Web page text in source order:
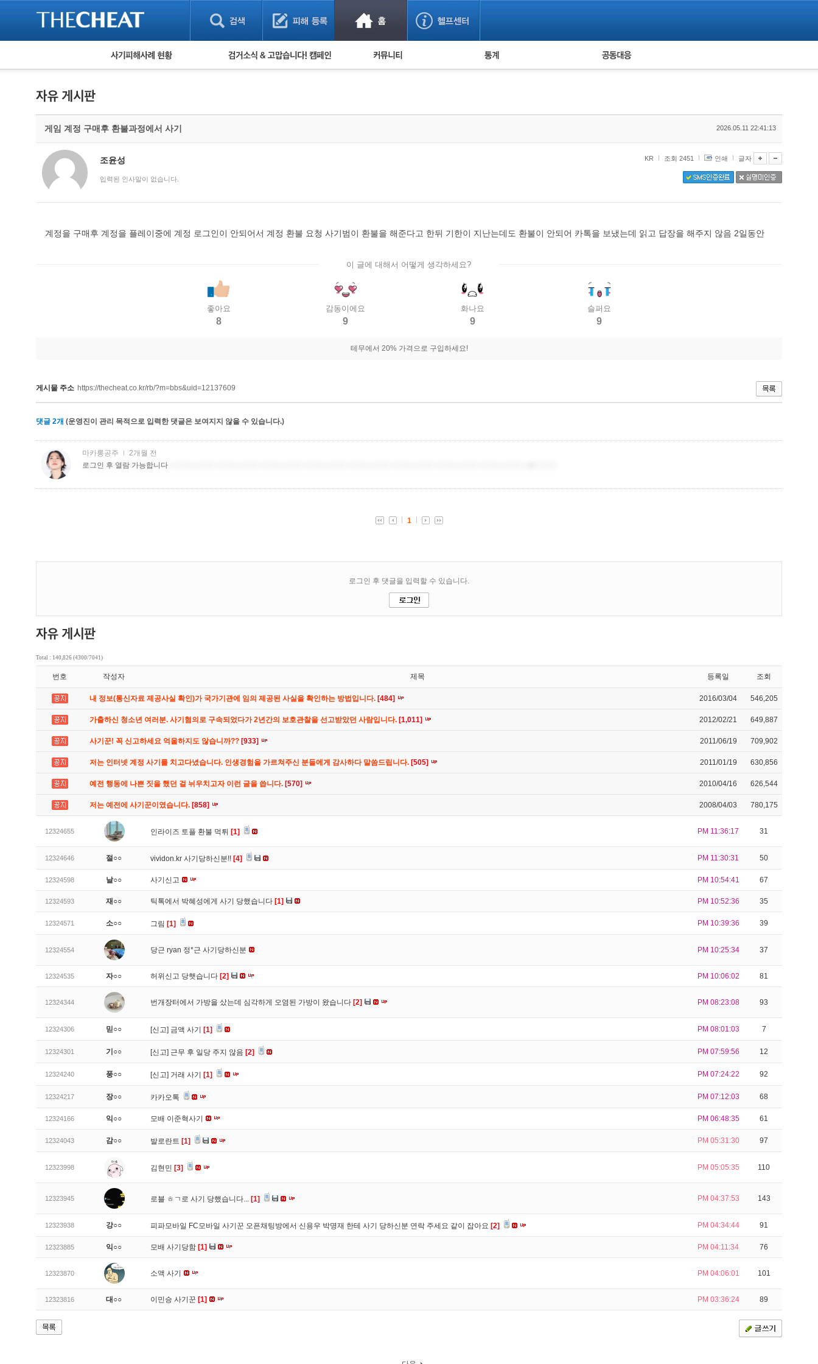
피해사례 현황
보이스피싱 피해사례
유해사이트 목록
비공개 피해사례
검거 소식 사기 예방했어요! 누적 피해사례 통계 피해자 공동대응
게임 계정 구매후 환불과정에서 사기 2026.05.11 22:41:13
조윤성
입력된 인사말이 없습니다.
KR 조회 2451 인쇄 글자
계정을 구매후 계정을 플레이중에 계정 로그인이 안되어서 계정 환불 요청 사기범이 환불을 해준다고 한뒤 기한이 지난는데도 환불이 안되어 카톡을 보냈는데 읽고 답장을 해주지 않음 2일동안
이 글에 대해서 어떻게 생각하세요?
좋아요
8
감동이에요
9
화나요
9
슬퍼요
9
테무에서 20% 가격으로 구입하세요!
게시물 주소 https://thecheat.co.kr/rb/?m=bbs&uid=12137609
댓글 2개 (운영진이 관리 목적으로 입력한 댓글은 보여지지 않을 수 있습니다.)
Total : 140,826 (4300/7041)
번호 작성자 제목 등록일 조회
내 정보(통신자료 제공사실 확인)가 국가기관에 임의 제공된 사실을 확인하는 방법입니다. [484] 2016/03/04 546,205
가출하신 청소년 여러분. 사기혐의로 구속되었다가 2년간의 보호관찰을 선고받았던 사람입니다. [1,011] 2012/02/21 649,887
사기꾼! 꼭 신고하세요 억울하지도 않습니까?? [933] 2011/06/19 709,902
저는 인터넷 계정 사기를 치고다녔습니다. 인생경험을 가르쳐주신 분들에게 감사하다 말씀드립니다. [505] 2011/01/19 630,856
예전 행동에 나쁜 짓을 했던 걸 뉘우치고자 이런 글을 씁니다. [570] 2010/04/16 626,544
저는 예전에 사기꾼이였습니다. [858] 2008/04/03 780,175
12324655 인라이즈 토플 환불 먹튀 [1] PM 11:36:17 31
12324646 절○○ vividon.kr 사기당하신분!! [4] PM 11:30:31 50
12324598 날○○ 사기신고 PM 10:54:41 67
12324593 재○○ 틱톡에서 박혜성에게 사기 당했습니다 [1] PM 10:52:36 35
12324571 소○○ 그림 [1] PM 10:39:36 39
12324554 당근 ryan 정*근 사기당하신분 PM 10:25:34 37
12324535 자○○ 허위신고 당햇습니다 [2] PM 10:06:02 81
12324344 번개장터에서 가방을 샀는데 심각하게 오염된 가방이 왔습니다 [2] PM 08:23:08 93
12324306 믿○○ [신고] 금액 사기 [1] PM 08:01:03 7
12324301 기○○ [신고] 근무 후 일당 주지 않음 [2] PM 07:59:56 12
12324240 풍○○ [신고] 거래 사기 [1] PM 07:24:22 92
12324217 장○○ 카카오톡 PM 07:12:03 68
12324166 익○○ 모배 이준혁사기 PM 06:48:35 61
12324043 감○○ 발로란트 [1] PM 05:31:30 97
12323998 김현민 [3] PM 05:05:35 110
12323945 로블 ㅎㄱ로 사기 당했습니다... [1] PM 04:37:53 143
12323938 강○○ 피파모바일 FC모바일 사기꾼 오픈채팅방에서 신용우 박명재 한테 사기 당하신분 연락 주세요 같이 잡아요 [2] PM 04:34:44 91
12323885 익○○ 모배 사기당함 [1] PM 04:11:34 76
12323870 소액 사기 PM 04:06:01 101
12323816 대○○ 이민승 사기꾼 [1] PM 03:36:24 89